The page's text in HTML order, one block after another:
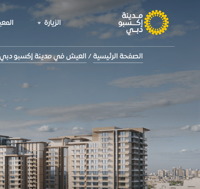
الزيارة
الصفحة الرئيسية العيش في مدينة إكسبو دبي